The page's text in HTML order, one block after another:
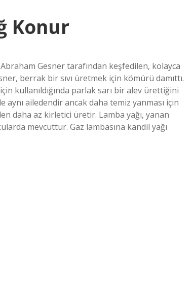
Konur
Gesner tarafından keşfedilen, kolayca
berrak bir sıvı üretmek için kömürü damıttı.
kullanıldığında parlak sarı bir alev ürettiğini
aynı ailedendir ancak daha temiz yanması için
daha az kirletici üretir. Lamba yağı, yanan
mevcuttur. Gaz lambasına kandil yağı